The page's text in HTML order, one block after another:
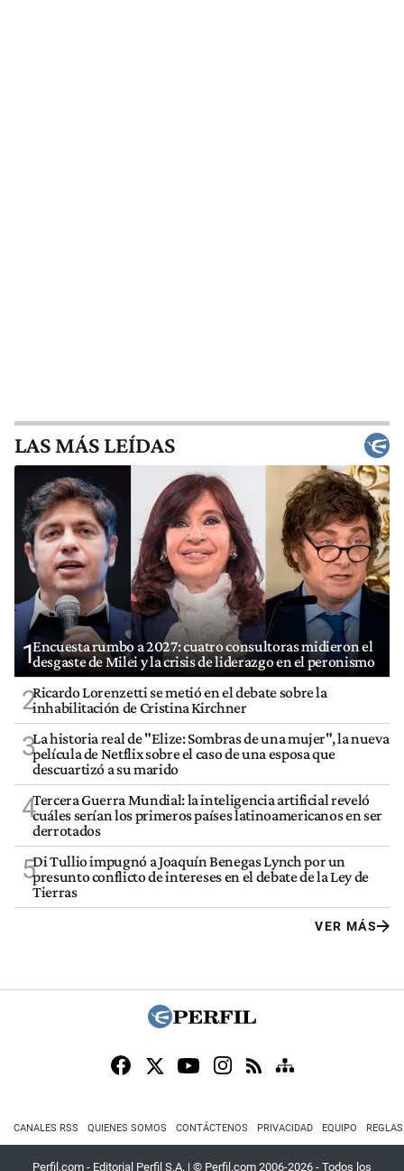
LAS MÁS LEÍDAS
1Encuesta rumbo a 2027: cuatro consultoras midieron el
desgaste de Milei y la crisis de liderazgo en el peronismo
2Ricardo Lorenzetti se metió en el debate sobre la
inhabilitación de Cristina Kirchner
3La historia real de "Elize: Sombras de una mujer", la nueva
película de Netflix sobre el caso de una esposa que
descuartizó a su marido
4Tercera Guerra Mundial: la inteligencia artificial reveló
cuáles serían los primeros países latinoamericanos en ser
derrotados
5Di Tullio impugnó a Joaquín Benegas Lynch por un
presunto conflicto de intereses en el debate de la Ley de
Tierras
VER MÁS
CANALES RSS QUIENES SOMOS CONTÁCTENOS PRIVACIDAD EQUIPO
Perfil.com - Editorial Perfil S.A. | © Perfil.com 2006-2026 - Todos los